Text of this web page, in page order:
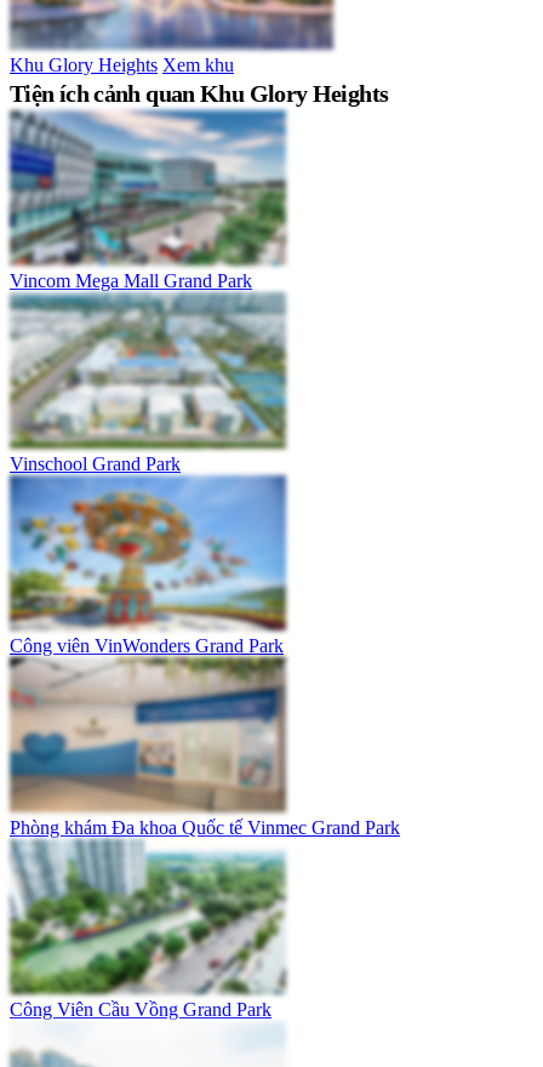
Khu Glory Heights Xem khu
Tiện ích cảnh quan Khu Glory Heights
Vincom Mega Mall Grand Park
Vinschool Grand Park
Công viên VinWonders Grand Park
Phòng khám Đa khoa Quốc tế Vinmec Grand Park
Công Viên Cầu Vồng Grand Park